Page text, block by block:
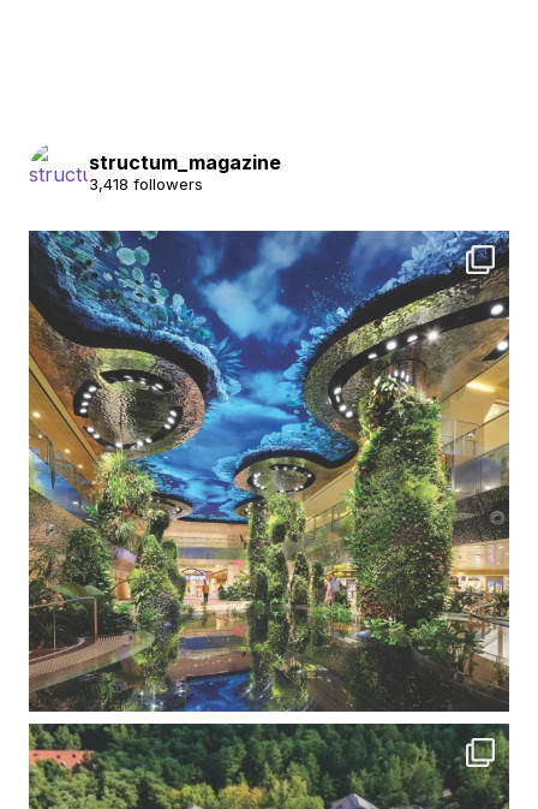
structum_magazine
3,418 followers